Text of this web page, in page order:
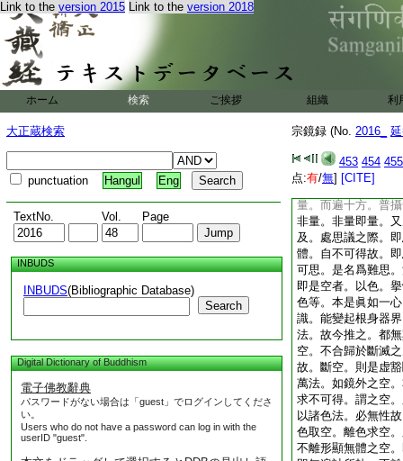
Link to the version 2015 Link to the version 2018
ホーム 検索 ご挨拶 組織 利
大正蔵検索
punctuation Hangul Eng
TextNo. Vol. Page
INBUDS
INBUDS(Bibliographic Database)
Search
Digital Dictionary of Buddhism
電子佛教辭典
パスワードがない場合は「guest」でログインしてくださ
い。
Users who do not have a password can log in with the
userID "guest".
宗鏡録 (No. 2016_
453 454 455
点:有/無] [CITE]
契合。即爲五觀。
之智。契無礙之境
之境。境上有無礙
總爲縁起甚深之相
方隅。雖處狹而常
而恒上。任遊中而
唯依生死。可謂難
海無涯。衆徳以之
圓通。莫不迴轉萬
際。開合之勢從心
用非乖體雖一味而
量。而遍十方。普
非量。非量即量。
及。處思議之際。
體。自不可得故。
可思。是名爲難思
即是空者。以色。
色等。本是眞如一
識。能變起根身器
法。故今推之。都
空。不合歸於斷滅
故。斷空。則是虚
萬法。如鏡外之空
求不可得。謂之空
以諸色法。必無性
色取空。離色求空
不離形顯無體之空